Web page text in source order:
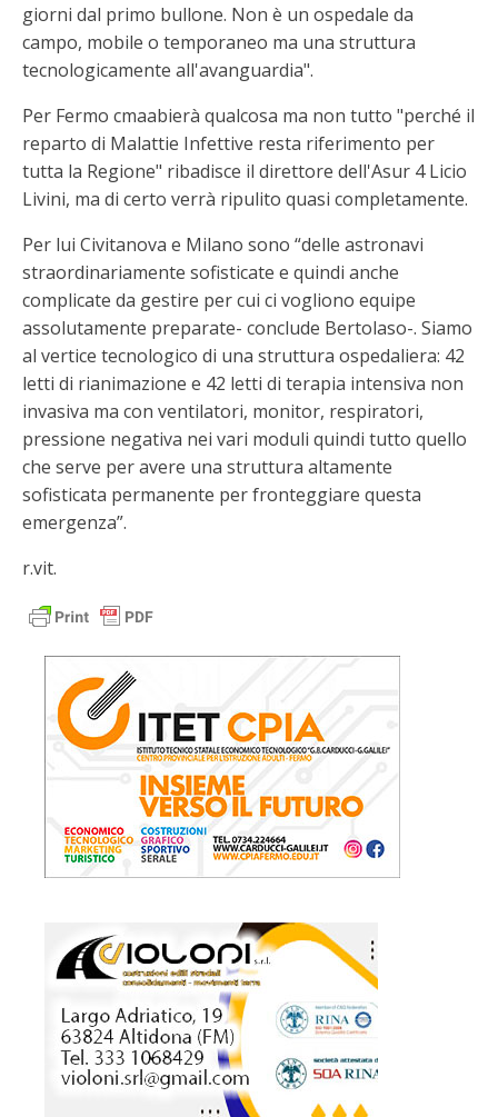
giorni dal primo bullone. Non è un ospedale da
campo, mobile o temporaneo ma una struttura
tecnologicamente all'avanguardia".
Per Fermo cmaabierà qualcosa ma non tutto "perché il
reparto di Malattie Infettive resta riferimento per
tutta la Regione" ribadisce il direttore dell'Asur 4 Licio
Livini, ma di certo verrà ripulito quasi completamente.
Per lui Civitanova e Milano sono “delle astronavi
straordinariamente sofisticate e quindi anche
complicate da gestire per cui ci vogliono equipe
assolutamente preparate- conclude Bertolaso-. Siamo
al vertice tecnologico di una struttura ospedaliera: 42
letti di rianimazione e 42 letti di terapia intensiva non
invasiva ma con ventilatori, monitor, respiratori,
pressione negativa nei vari moduli quindi tutto quello
che serve per avere una struttura altamente
sofisticata permanente per fronteggiare questa
emergenza”.
r.vit.